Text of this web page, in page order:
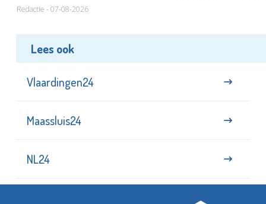
Redactie - 07-08-2026
Lees ook
Vlaardingen24
Maassluis24
NL24